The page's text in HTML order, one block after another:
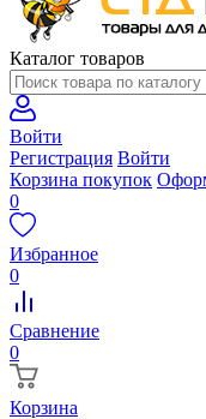
Каталог товаров
Войти
Регистрация Войти
Корзина покупок
0
Избранное
0
Сравнение
0
Корзина